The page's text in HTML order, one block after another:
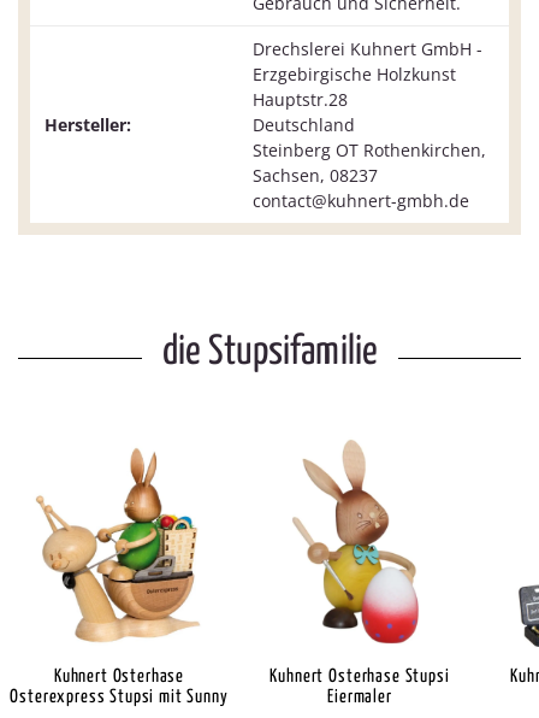
Hersteller:
Drechslerei Kuhnert GmbH -
Erzgebirgische Holzkunst
Hauptstr.28
Deutschland
Steinberg OT Rothenkirchen,
Sachsen, 08237
contact@kuhnert-gmbh.de
die Stupsifamilie
Kuhnert Osterhase
Osterexpress Stupsi mit Sunny
Kuhnert Osterhase Stupsi
Eiermaler